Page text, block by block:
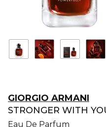
GIORGIO ARMANI
STRONGER WITH
Eau De Parfum